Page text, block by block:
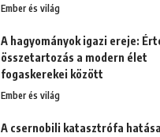
Ember és világ
A hagyományok igazi ereje:
összetartozás a modern élet
fogaskerekei között
Ember és világ
A csernobili katasztrófa